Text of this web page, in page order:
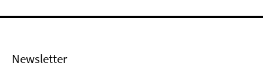
Newsletter